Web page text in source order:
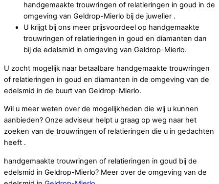
handgemaakte trouwringen of relatieringen in goud in de
omgeving van Geldrop-Mierlo bij de juwelier .
U krijgt bij ons meer prijsvoordeel op handgemaakte
trouwringen of relatieringen in goud en diamanten dan
bij de edelsmid in omgeving van Geldrop-Mierlo.
U zocht mogelijk naar betaalbare handgemaakte trouwringen
of relatieringen in goud en diamanten in de omgeving van de
edelsmid in de buurt van Geldrop-Mierlo.
Wil u meer weten over de mogelijkheden die wij u kunnen
aanbieden? Onze adviseur helpt u graag op weg naar het
zoeken van de trouwringen of relatieringen die u in gedachten
heeft .
handgemaakte trouwringen of relatieringen in goud bij de
edelsmid in Geldrop-Mierlo? Meer over de omgeving van de